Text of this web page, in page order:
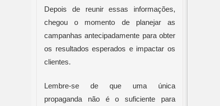
Depois de reunir essas informações,
chegou o momento de planejar as
campanhas antecipadamente para obter
os resultados esperados e impactar os
clientes.
Lembre-se de que uma única
propaganda não é o suficiente para